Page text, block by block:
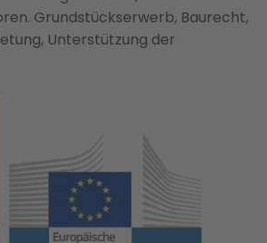
Grundstückserwerb, Baurecht,
Unterstützung der